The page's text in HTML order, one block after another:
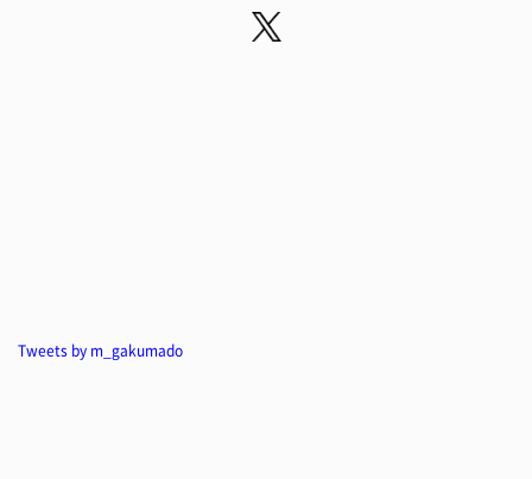
Tweets by m_gakumado